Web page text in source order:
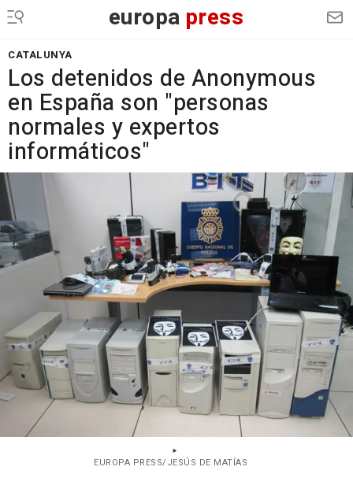
europa press
CATALUNYA
Los detenidos de Anonymous
en España son "personas
normales y expertos
informáticos"
EUROPA PRESS/JESÚS DE MATÍAS